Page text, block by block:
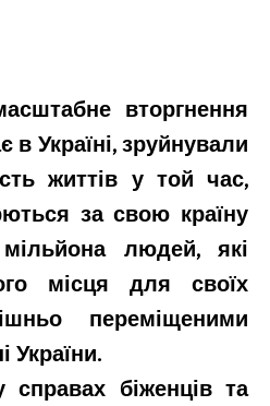
вторгнення
в Україні, зруйнували
життів у той час,
за свою країну
людей, які
місця для своїх
переміщеними
України.
справах біженців та